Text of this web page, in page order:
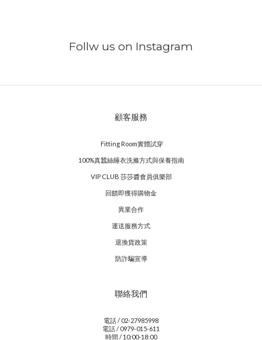
Follw us on Instagram
顧客服務
Fitting Room實體試穿
100%真蠶絲睡衣洗滌方式與保養指南
VIP CLUB 莎莎醬會員俱樂部
回饋即獲得購物金
異業合作
運送服務方式
退換貨政策
防詐騙宣導
聯絡我們
電話 / 02-27985998
電話 / 0979-015-611
時間 / 10:00-18:00